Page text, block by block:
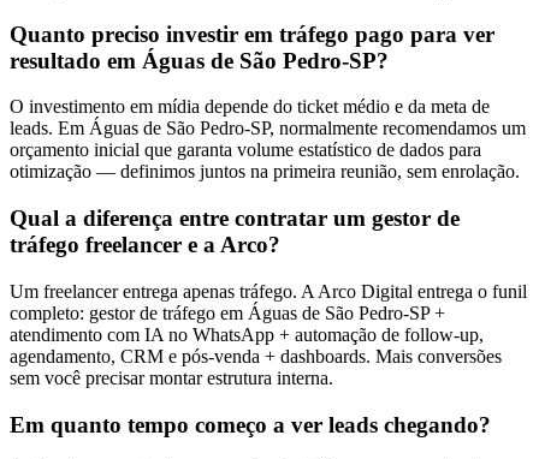
Quanto preciso investir em tráfego pago para ver
resultado em Águas de São Pedro-SP?
O investimento em mídia depende do ticket médio e da meta de
leads. Em Águas de São Pedro-SP, normalmente recomendamos um
orçamento inicial que garanta volume estatístico de dados para
otimização — definimos juntos na primeira reunião, sem enrolação.
Qual a diferença entre contratar um gestor de
tráfego freelancer e a Arco?
Um freelancer entrega apenas tráfego. A Arco Digital entrega o funil
completo: gestor de tráfego em Águas de São Pedro-SP +
atendimento com IA no WhatsApp + automação de follow-up,
agendamento, CRM e pós-venda + dashboards. Mais conversões
sem você precisar montar estrutura interna.
Em quanto tempo começo a ver leads chegando?